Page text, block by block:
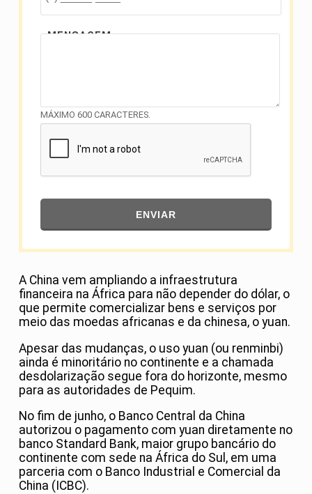
MENSAGEM
MÁXIMO 600 CARACTERES.
ENVIAR
A China vem ampliando a infraestrutura
financeira na África para não depender do dólar, o
que permite comercializar bens e serviços por
meio das moedas africanas e da chinesa, o yuan.
Apesar das mudanças, o uso yuan (ou renminbi)
ainda é minoritário no continente e a chamada
desdolarização segue fora do horizonte, mesmo
para as autoridades de Pequim.
No fim de junho, o Banco Central da China
autorizou o pagamento com yuan diretamente no
banco Standard Bank, maior grupo bancário do
continente com sede na África do Sul, em uma
parceria com o Banco Industrial e Comercial da
China (ICBC).